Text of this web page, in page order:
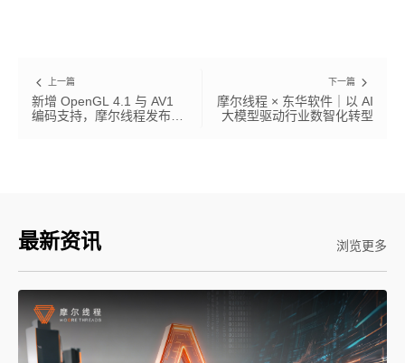
上一篇
新增 OpenGL 4.1 与 AV1
编码支持，摩尔线程发布驱
下一篇
摩尔线程 × 东华软件｜以 AI
大模型驱动行业数智化转型
最新资讯 浏览更多